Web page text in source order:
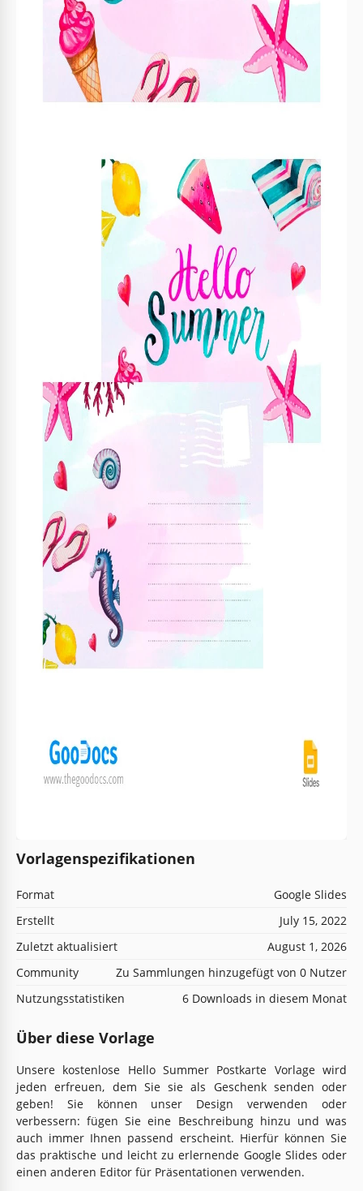
Vorlagenspezifikationen
Format
Google Slides
Erstellt
July 15, 2022
Zuletzt aktualisiert
August 1, 2026
Community
Zu Sammlungen hinzugefügt von 0 Nutzer
Nutzungsstatistiken
6 Downloads in diesem Monat
Über diese Vorlage
Unsere kostenlose Hello Summer Postkarte Vorlage wird
jeden erfreuen, dem Sie sie als Geschenk senden oder
geben! Sie können unser Design verwenden oder
verbessern: fügen Sie eine Beschreibung hinzu und was
auch immer Ihnen passend erscheint. Hierfür können Sie
das praktische und leicht zu erlernende Google Slides oder
einen anderen Editor für Präsentationen verwenden.